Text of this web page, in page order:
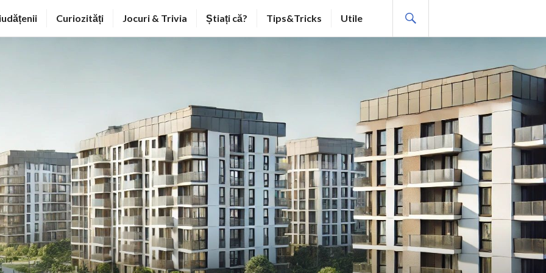
Curiozități Jocuri & Trivia Știați că? Tips&Tricks Utile